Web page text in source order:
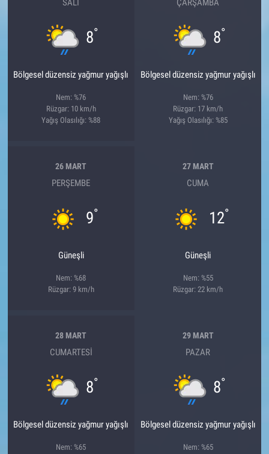
SALI
8°
Bölgesel düzensiz yağmur yağışlı
Nem: %76
Rüzgar: 10 km/h
Yağış Olasılığı: %88
ÇARŞAMBA
8°
Bölgesel düzensiz yağmur yağışlı
Nem: %76
Rüzgar: 17 km/h
Yağış Olasılığı: %85
26 MART
PERŞEMBE
9°
Güneşli
Nem: %68
Rüzgar: 9 km/h
27 MART
CUMA
12°
Güneşli
Nem: %55
Rüzgar: 22 km/h
28 MART
CUMARTESI
8°
Bölgesel düzensiz yağmur yağışlı
Nem: %65
29 MART
PAZAR
8°
Bölgesel düzensiz yağmur yağışlı
Nem: %65